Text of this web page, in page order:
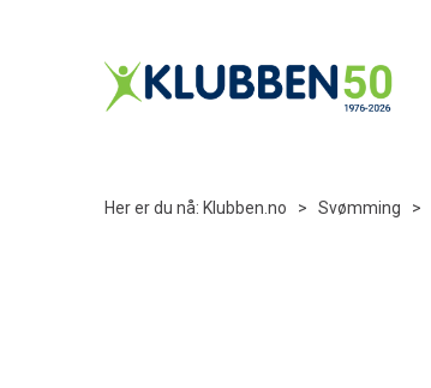
Her er du nå: Klubben.no > Svømming >